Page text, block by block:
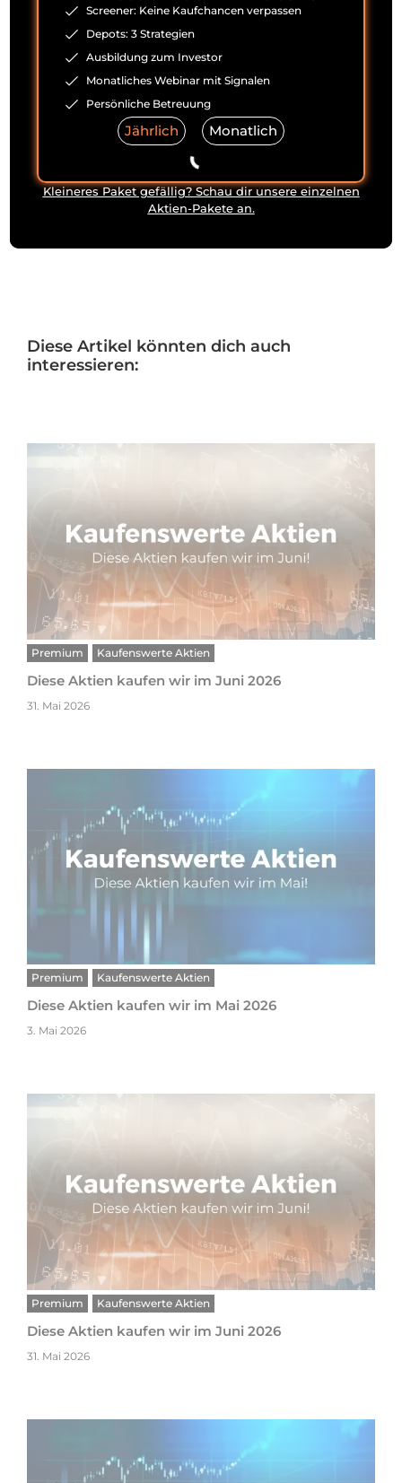
Autor von Börse Aktuell
Jan Fuhrmann
"If you’re not failing, you’re not
pushing your limits, and if you’re
not pushing your limits, you’re not
maximizing your potential." - Ray
Diese Artikel könnten dich auch
interessieren:
Premium Kaufenswerte Aktien
Diese Aktien kaufen wir im Juni 2026
31. Mai 2026
Premium Kaufenswerte Aktien
Diese Aktien kaufen wir im Mai 2026
3. Mai 2026
Premium Kaufenswerte Aktien
Diese Aktien kaufen wir im Juni 2026
31. Mai 2026
Screener: Keine Kaufchancen verpassen
Depots: 3 Strategien
Ausbildung zum Investor
Monatliches Webinar mit Signalen
Persönliche Betreuung
Jährlich Monatlich
Kleineres Paket gefällig? Schau dir unsere einzelnen
Aktien-Pakete an.